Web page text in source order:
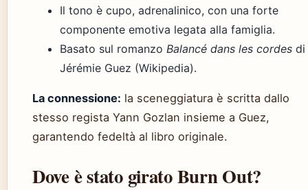
Il tono è cupo, adrenalinico, con una forte
componente emotiva legata alla famiglia.
Basato sul romanzo Balancé dans les cordes di
Jérémie Guez (Wikipedia).
La connessione: la sceneggiatura è scritta dallo
stesso regista Yann Gozlan insieme a Guez,
garantendo fedeltà al libro originale.
Dove è stato girato Burn Out?